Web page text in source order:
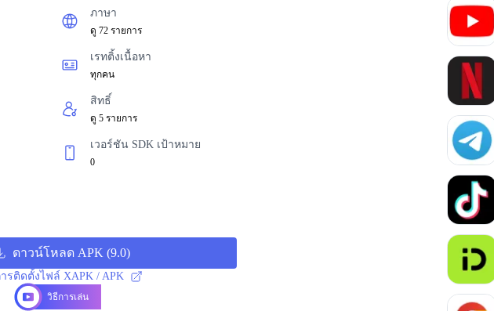
ภาษา
ดู 72 รายการ
เรทติ้งเนื้อหา
ทุกคน
สิทธิ์
ดู 5 รายการ
เวอร์ชัน SDK เป้าหมาย
0
ดาวน์โหลด APK (9.0)
รติดตั้งไฟล์ XAPK / APK
วิธีการเล่น